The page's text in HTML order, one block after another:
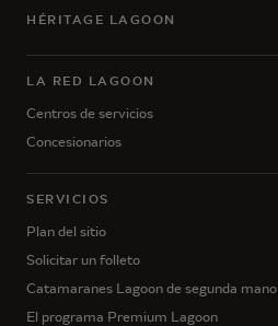
HÉRITAGE LAGOON
LA RED LAGOON
Centros de servicios
Concesionarios
SERVICIOS
Plan del sitio
Solicitar un folleto
Catamaranes Lagoon de segunda mano
El programa Premium Lagoon